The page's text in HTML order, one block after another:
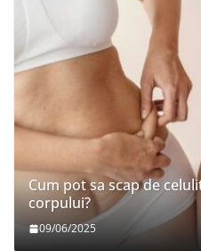
Cum pot sa scap de
corpului?
09/06/2025